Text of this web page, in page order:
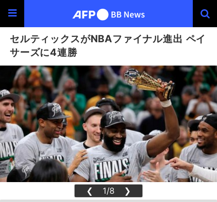
セルティックスがNBAファイナル進出 ペイ
サーズに4連勝
❮ 1/8 ❯